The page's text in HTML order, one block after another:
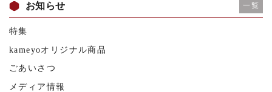
お知らせ 一覧
特集
kameyoオリジナル商品
ごあいさつ
メディア情報